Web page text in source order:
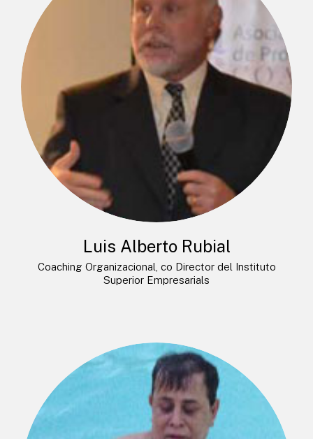
Luis Alberto Rubial
Coaching Organizacional, co Director del Instituto
Superior Empresarials